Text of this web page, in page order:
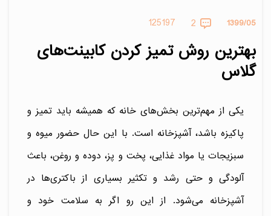
1399/05
2
125197
بهترین روش تمیز کردن کابینت‌های
گلاس
یکی از مهم‌ترین بخش‌های خانه که همیشه باید تمیز و
پاکیزه باشد، آشپزخانه است. با این حال حضور میوه و
سبزیجات یا مواد غذایی، پخت و پز، دوده و روغن، باعث
آلودگی و حتی رشد و تکثیر بسیاری از باکتری‌ها در
آشپزخانه می‌شود. از این رو اگر به سلامت خود و